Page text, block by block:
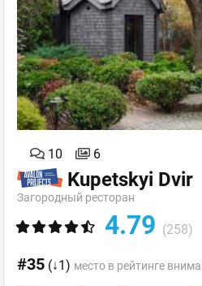
10 6
Kupetskyi Dvir
Загородный ресторан
4.79 (258)
#35 (↓1) место в рейтинге